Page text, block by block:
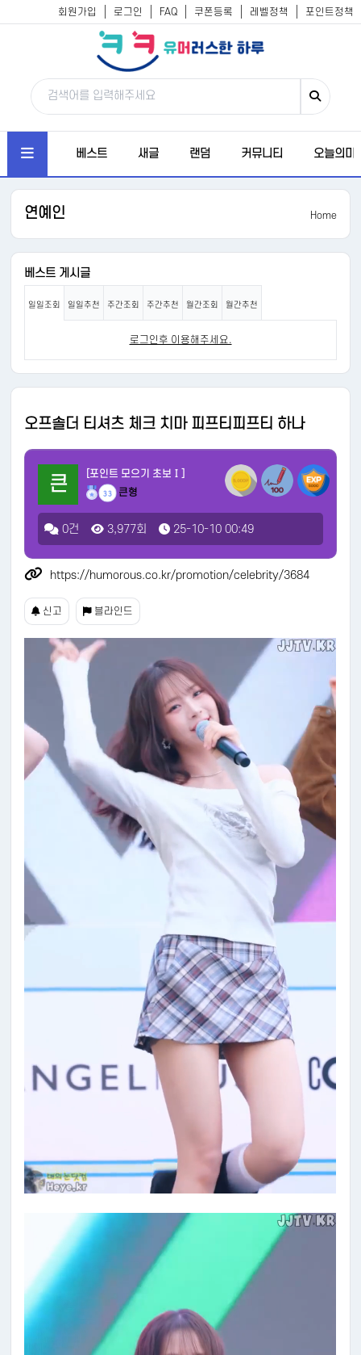
회원가입 로그인 FAQ 쿠폰등록 레벨정책 포인트정책
베스트 새글 랜덤 커뮤니티 오늘의미
연예인 Home
베스트 게시글
일일조회 일일추천 주간조회 주간추천 월간조회 월간추천
로그인후 이용해주세요.
오프솔더 티셔츠 체크 치마 피프티피프티 하나
큰 [포인트 모으기 초보Ⅰ]
33 큰형
0건 3,977회 25-10-10 00:49
https://humorous.co.kr/promotion/celebrity/3684
신고 블라인드